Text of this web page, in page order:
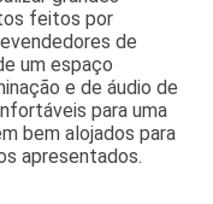
feitos por
de
um espaço
e de áudio de
para uma
bem alojados para
apresentados.